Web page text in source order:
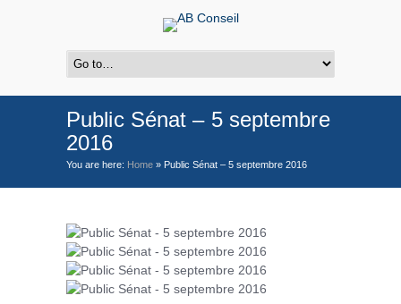
Public Sénat – 5 septembre
2016
You are here: Home » Public Sénat – 5 septembre 2016